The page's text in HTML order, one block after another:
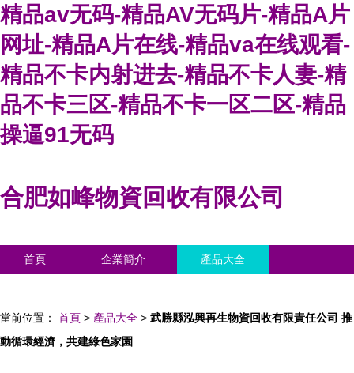
精品av无码-精品AV无码片-精品A片
网址-精品A片在线-精品va在线观看-
精品不卡内射进去-精品不卡人妻-精
品不卡三区-精品不卡一区二区-精品
操逼91无码
合肥如峰物資回收有限公司
首頁 企業簡介 產品大全
當前位置： 首頁 > 產品大全 > 武勝縣泓興再生物資回收有限責任公司 推
動循環經濟，共建綠色家園